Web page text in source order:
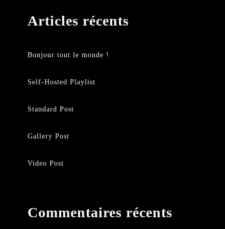
Articles récents
Bonjour tout le monde !
Self-Hosted Playlist
Standard Post
Gallery Post
Video Post
Commentaires récents